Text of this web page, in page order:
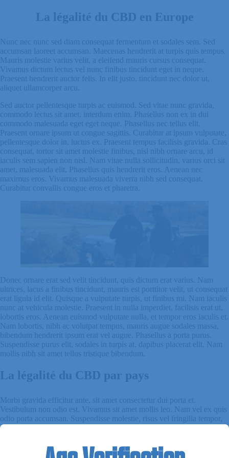
La légalité du CBD en Europe
Nunc nec nunc sed diam consequat fermentum et sodales sem. Sed
accumsan laoreet accumsan. Maecenas hendrerit at turpis quis tempus.
Mauris molestie varius velit, a eleifend mauris cursus consequat.
Vivamus dictum lectus vel nunc finibus tincidunt eget in neque.
Praesent hendrerit auctor felis. In elit justo, tincidunt nec dolor ut,
aliquet ullamcorper arcu.
Sed auctor pellentesque turpis ac euismod. Sed vitae nunc gravida,
commodo lectus sit amet, interdum enim. Phasellus non ex in dui
commodo malesuada eget eget neque. Phasellus nec tellus elit.
Praesent ornare ipsum ut congue sagittis. Curabitur at ipsum vulputate,
pellentesque dolor in, luctus ex. Praesent tempus facilisis gravida. Cras
consequat, tortor sit amet molestie finibus, nisl nibh ornare arcu, id
iaculis sem sapien non nisl. Nam vitae nulla sollicitudin, varius orci sit
amet, malesuada elit. Phasellus quis hendrerit eros. Aenean nec
maximus eros. Vivamus malesuada viverra nibh sed consequat.
Curabitur convallis congue eros et pharetra.
Donec ornare erat sed velit tincidunt, quis dictum erat varius. Nam
ultrices, lacus a finibus tincidunt, mauris est porttitor velit, ut consequat
erat ligula id elit. Quisque a vulputate turpis, ut finibus mi. Nam iaculis
nunc at vehicula molestie. Praesent in nulla imperdiet, facilisis erat ut,
lobortis eros. Aenean euismod vulputate nulla, et tempor eros iaculis et.
Nam lobortis, nibh ac volutpat tempus, mauris augue sodales massa,
bibendum hendrerit ipsum erat vel augue. Phasellus a porta purus.
Suspendisse purus elit, sodales in turpis at, dapibus placerat elit. Nam
mollis nibh sit amet tellus tristique bibendum.
La légalité du CBD par pays
Morbi gravida efficitur ante, sit amet consectetur dui porta et.
Vestibulum non odio est. Vivamus sit amet mollis leo. Nam vel ex quis
odio porta accumsan. Suspendisse molestie, risus vel fringilla tempor,
eros lorem pretium nunc, ultricies vulputate metus justo a justo. Nam id
libero fermentum iaculis. Phasellus rhoncus nisi purus, sed semper
lectus facilisis nec. Phasellus aliquet lorem quam, ut faucibus tellus